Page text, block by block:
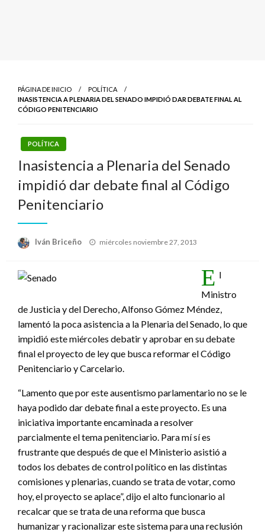
PÁGINA DE INICIO
POLÍTICA
INASISTENCIA A PLENARIA DEL SENADO IMPIDIÓ DAR DEBATE FINAL AL
CÓDIGO PENITENCIARIO
POLÍTICA
Inasistencia a Plenaria del Senado
impidió dar debate final al Código
Penitenciario
Iván Briceño
Publicado
miércoles noviembre 27, 2013
E l
Ministro
de Justicia y del Derecho, Alfonso Gómez Méndez,
lamentó la poca asistencia a la Plenaria del Senado, lo que
impidió este miércoles debatir y aprobar en su debate
final el proyecto de ley que busca reformar el Código
Penitenciario y Carcelario.
“Lamento que por este ausentismo parlamentario no se le
haya podido dar debate final a este proyecto. Es una
iniciativa importante encaminada a resolver
parcialmente el tema penitenciario. Para mí sí es
frustrante que después de que el Ministerio asistió a
todos los debates de control político en las distintas
comisiones y plenarias, cuando se trata de votar, como
hoy, el proyecto se aplace”, dijo el alto funcionario al
recalcar que se trata de una reforma que busca
humanizar y racionalizar este sistema para una reclusión